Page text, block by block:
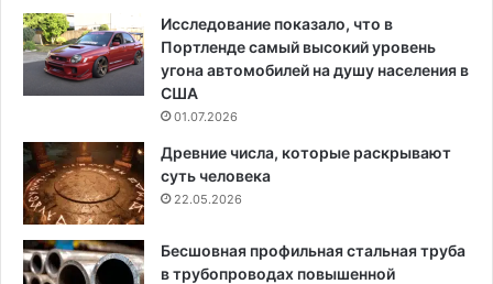
Исследование показало, что в
Портленде самый высокий уровень
угона автомобилей на душу населения в
США
01.07.2026
Древние числа, которые раскрывают
суть человека
22.05.2026
Бесшовная профильная стальная труба
в трубопроводах повышенной